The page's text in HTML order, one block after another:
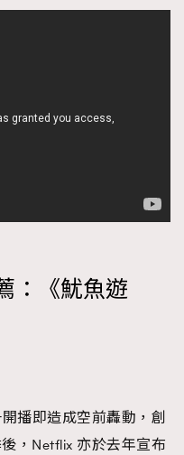
：《魷魚遊
播即造成空前轟動，創
，Netflix 亦於去年宣布